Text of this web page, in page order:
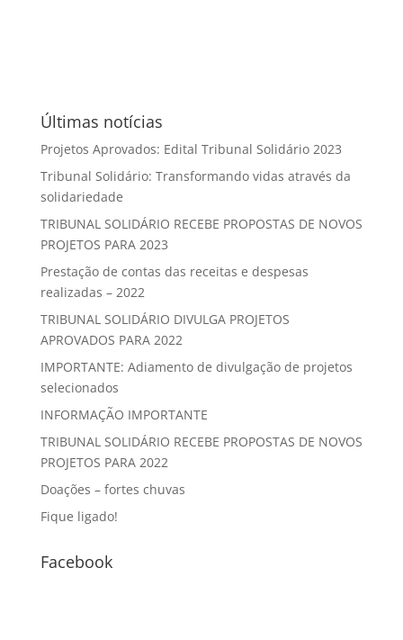
Últimas notícias
Projetos Aprovados: Edital Tribunal Solidário 2023
Tribunal Solidário: Transformando vidas através da
solidariedade
TRIBUNAL SOLIDÁRIO RECEBE PROPOSTAS DE NOVOS
PROJETOS PARA 2023
Prestação de contas das receitas e despesas
realizadas – 2022
TRIBUNAL SOLIDÁRIO DIVULGA PROJETOS
APROVADOS PARA 2022
IMPORTANTE: Adiamento de divulgação de projetos
selecionados
INFORMAÇÃO IMPORTANTE
TRIBUNAL SOLIDÁRIO RECEBE PROPOSTAS DE NOVOS
PROJETOS PARA 2022
Doações – fortes chuvas
Fique ligado!
Facebook